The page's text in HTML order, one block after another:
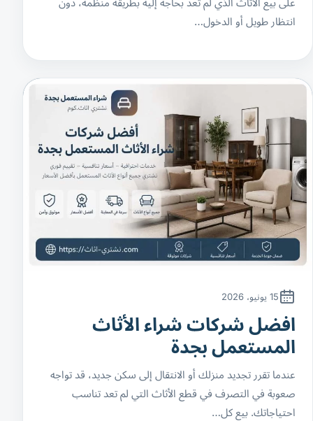
انتظار طويل أو الدخول…
15 يونيو، 2026
افضل شركات شراء الأثاث
المستعمل بجدة
عندما تقرر تجديد منزلك أو الانتقال إلى سكن جديد، قد تواجه
صعوبة في التصرف في قطع الأثاث التي لم تعد تناسب
احتياجاتك. بيع كل…